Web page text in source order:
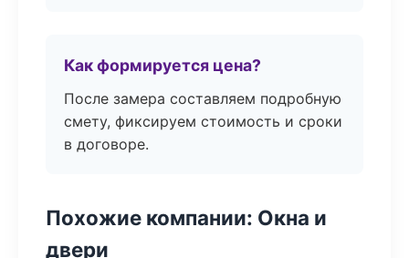
Как формируется цена?
После замера составляем подробную
смету, фиксируем стоимость и сроки
в договоре.
Похожие компании: Окна и
двери